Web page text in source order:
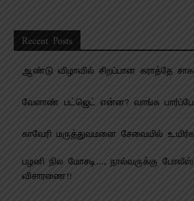
Recent Posts
ஆண்டு விழாவில் சிறப்பான கராத்தே
வேளாண் பட்ஜெட் என்ன? வாங்க
காவேரி மருத்துவமனை சேவையில்
பழனி நில மோசடி…. நால்வருக்கு
விசாரணை!!